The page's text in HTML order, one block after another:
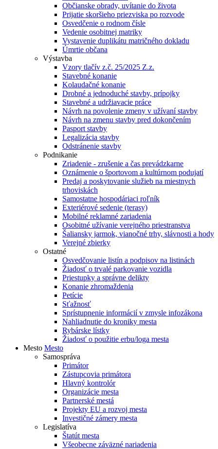
Občianske obrady, uvítanie do života
Prijatie skoršieho priezviska po rozvode
Osvedčenie o rodnom čísle
Vedenie osobitnej matriky
Vystavenie duplikátu matričného dokladu
Úmrtie občana
Výstavba
Vzory tlačív z.č. 25/2025 Z.z.
Stavebné konanie
Kolaudačné konanie
Drobné a jednoduché stavby, prípojky
Stavebné a udržiavacie práce
Návrh na povolenie zmeny v užívaní stavby
Návrh na zmenu stavby pred dokončením
Pasport stavby
Legalizácia stavby
Odstránenie stavby
Podnikanie
Zriadenie - zrušenie a čas prevádzkarne
Oznámenie o športovom a kultúrnom podujatí
Predaj a poskytovanie služieb na miestnych
trhoviskách
Samostatne hospodáriaci roľník
Exteriérové sedenie (terasy)
Mobilné reklamné zariadenia
Osobitné užívanie verejného priestranstva
Šaliansky jarmok, vianočné trhy, slávnosti a hody
Verejné zbierky
Ostatné
Osvedčovanie listín a podpisov na listinách
Žiadosť o trvalé parkovanie vozidla
Priestupky a správne delikty
Konanie zhromaždenia
Petície
Sťažnosť
Sprístupnenie informácií v zmysle infozákona
Nahliadnutie do kroniky mesta
Rybárske lístky
Žiadosť o použitie erbu/loga mesta
Mesto Mesto
Samospráva
Primátor
Zástupcovia primátora
Hlavný kontrolór
Organizácie mesta
Partnerské mestá
Projekty EU a rozvoj mesta
Investičné zámery mesta
Legislatíva
Štatút mesta
Všeobecne záväzné nariadenia